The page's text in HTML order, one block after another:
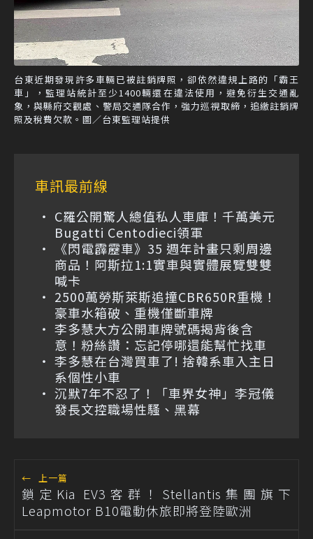
台東近期發現許多車輛已被註銷牌照，卻依然違規上路的「霸王
車」，監理站統計至少1400輛還在違法使用，避免衍生交通亂
象，與縣府交觀處、警局交通隊合作，強力巡視取締，追繳註銷牌
照及稅費欠款。圖／台東監理站提供
車訊最前線
C羅公開驚人總值私人車庫！千萬美元
Bugatti Centodieci領軍
《閃電霹靂車》35 週年計畫只剩周邊
商品！阿斯拉1:1實車與實體展覽雙雙
喊卡
2500萬勞斯萊斯追撞CBR650R重機！
豪車水箱破、重機僅斷車牌
李多慧大方公開車牌號碼揭背後含
意！粉絲讚：忘記停哪還能幫忙找車
李多慧在台灣買車了! 捨韓系車入主日
系個性小車
沉默7年不忍了！「車界女神」李冠儀
發長文控職場性騷、黑幕
← 上一篇
鎖定Kia EV3客群！Stellantis集團旗下
Leapmotor B10電動休旅即將登陸歐洲